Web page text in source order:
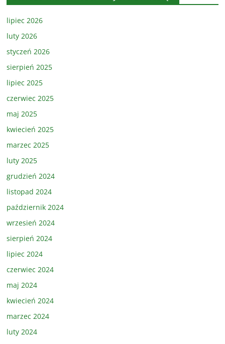
lipiec 2026
luty 2026
styczeń 2026
sierpień 2025
lipiec 2025
czerwiec 2025
maj 2025
kwiecień 2025
marzec 2025
luty 2025
grudzień 2024
listopad 2024
październik 2024
wrzesień 2024
sierpień 2024
lipiec 2024
czerwiec 2024
maj 2024
kwiecień 2024
marzec 2024
luty 2024